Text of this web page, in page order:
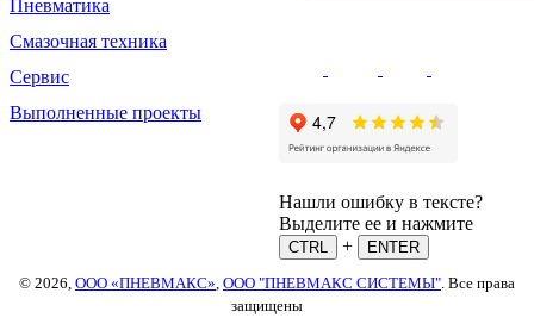
Пневматика
Смазочная техника
Сервис
Выполненные проекты
Нашли ошибку в тексте?
Выделите ее и нажмите
CTRL +
ENTER
© 2026, ООО «ПНЕВМАКС» ООО "ПНЕВМАКС СИСТЕМЫ" . Все права
защищены